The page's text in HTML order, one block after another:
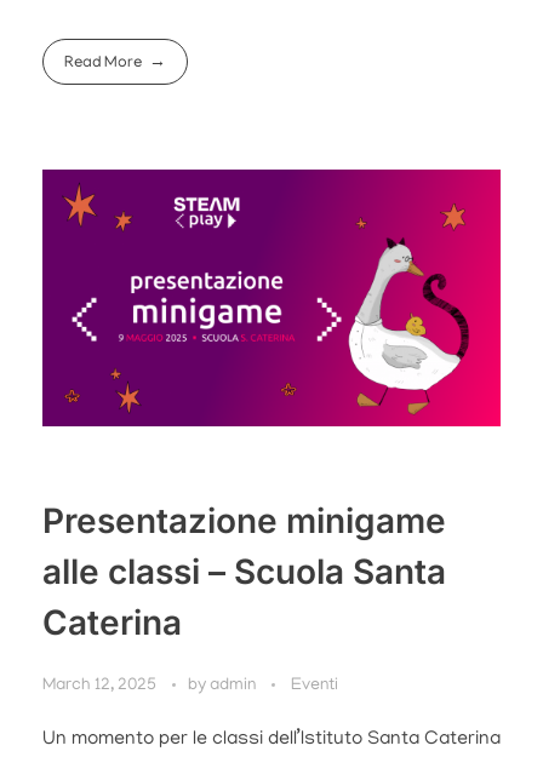
Read More
Presentazione minigame
alle classi – Scuola Santa
Caterina
March 12, 2025 by admin Eventi
Un momento per le classi dell’Istituto Santa Caterina